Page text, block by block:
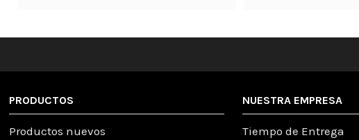
PRODUCTOS
Productos nuevos
NUESTRA EMPRESA
Tiempo de Entrega